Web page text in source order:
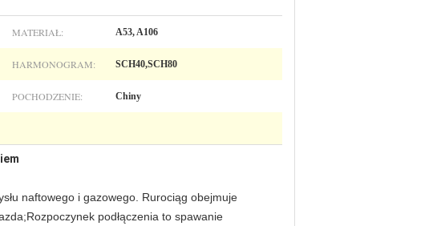
MATERIAŁ: A53, A106
HARMONOGRAM: SCH40,SCH80
POCHODZENIE: Chiny
naftowego i gazowego. Rurociąg obejmuje
podłączenia to spawanie